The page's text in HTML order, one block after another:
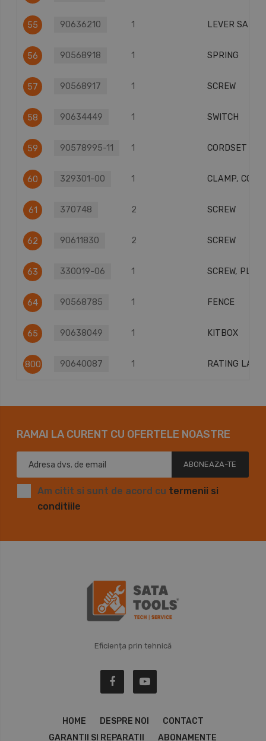
55 90636210 1 LEVER SA
56 90568918 1 SPRING
57 90568917 1 SCREW
58 90634449 1 SWITCH
59 90578995-11 1 CORDSET
60 329301-00 1 CLAMP,
61 370748 2 SCREW
62 90611830 2 SCREW
63 330019-06 1 SCREW,
64 90568785 1 FENCE
65 90638049 1 KITBOX
800 90640087 1 RATING
RAMAI LA CURENT CU OFERTELE NOASTRE
ABONEAZA-TE
Am citit si sunt de acord cu termenii si
conditiile
Eficiența prin tehnică
HOME DESPRE NOI
CONTACT
GARANTII SI REPARATII
ABONAMENTE